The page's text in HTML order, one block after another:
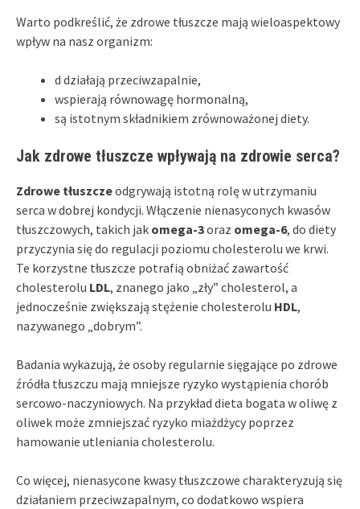
Warto podkreślić, że zdrowe tłuszcze mają wieloaspektowy
wpływ na nasz organizm:
d działają przeciwzapalnie,
wspierają równowagę hormonalną,
są istotnym składnikiem zrównoważonej diety.
Jak zdrowe tłuszcze wpływają na zdrowie serca?
Zdrowe tłuszczeodgrywają istotną rolę w utrzymaniu
serca w dobrej kondycji. Włączenie nienasyconych kwasów
tłuszczowych, takich jak omega-3oraz omega-6, do diety
przyczynia się do regulacji poziomu cholesterolu we krwi.
Te korzystne tłuszcze potrafią obniżać zawartość
cholesterolu LDL, znanego jako „zły” cholesterol, a
jednocześnie zwiększają stężenie cholesterolu HDL,
nazywanego „dobrym”.
Badania wykazują, że osoby regularnie sięgające po zdrowe
źródła tłuszczu mają mniejsze ryzyko wystąpienia chorób
sercowo-naczyniowych. Na przykład dieta bogata w oliwę z
oliwek może zmniejszać ryzyko miażdżycy poprzez
hamowanie utleniania cholesterolu.
Co więcej, nienasycone kwasy tłuszczowe charakteryzują się
działaniem przeciwzapalnym, co dodatkowo wspiera